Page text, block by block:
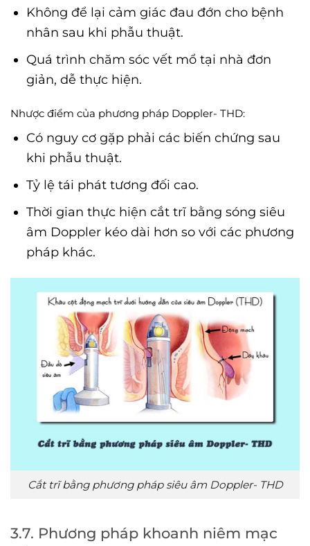
Không để lại cảm giác đau đớn cho bệnh
nhân sau khi phẫu thuật.
Quá trình chăm sóc vết mổ tại nhà đơn
giản, dễ thực hiện.
Nhược điểm của phương pháp Doppler- THD:
Có nguy cơ gặp phải các biến chứng sau
khi phẫu thuật.
Tỷ lệ tái phát tương đối cao.
Thời gian thực hiện cắt trĩ bằng sóng siêu
âm Doppler kéo dài hơn so với các phương
pháp khác.
Cắt trĩ bằng phương pháp siêu âm Doppler- THD
3.7. Phương pháp khoanh niêm mạc